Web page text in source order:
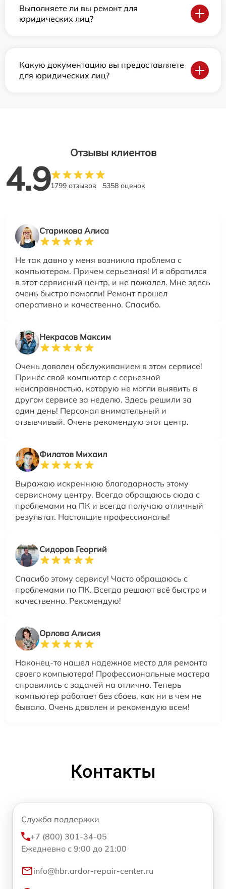
Выполняете ли вы ремонт для
юридических лиц?
Какую документацию вы предоставляете
для юридических лиц?
Отзывы клиентов
4.91799 отзывов 5358 оценок
Старикова Алиса
Не так давно у меня возникла проблема с
компьютером. Причем серьезная! И я обратился
в этот сервисный центр, и не пожалел. Мне здесь
очень быстро помогли! Ремонт прошел
оперативно и качественно. Спасибо.
Некрасов Максим
Очень доволен обслуживанием в этом сервисе!
Принёс свой компьютер с серьезной
неисправностью, которую не могли выявить в
другом сервисе за неделю. Здесь решили за
один день! Персонал внимательный и
отзывчивый. Очень рекомендую этот центр.
Филатов Михаил
Выражаю искреннюю благодарность этому
сервисному центру. Всегда обращаюсь сюда с
проблемами на ПК и всегда получаю отличный
результат. Настоящие профессионалы!
Сидоров Георгий
Спасибо этому сервису! Часто обращаюсь с
проблемами по ПК. Всегда решают всё быстро и
качественно. Рекомендую!
Орлова Алисия
Наконец-то нашел надежное место для ремонта
своего компьютера! Профессиональные мастера
справились с задачей на отлично. Теперь
компьютер работает без сбоев, как ни в чем не
бывало. Очень доволен и рекомендую всем!
Контакты
Служба поддержки
+7 (800) 301-34-05
Ежедневно с 9:00 до 21:00
info@hbr.ardor-repair-center.ru